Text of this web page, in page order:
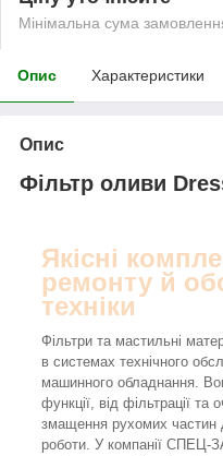
Мінімальна сума
Опис Характеристики
Опис
Фільтр оливи
Якісні
ремонту й
техніки
Фільтри та мастильні
в системах технічного
машинного обладнання.
функції, від фільтрації та
змащення рухомих частин
роботи. У компанії